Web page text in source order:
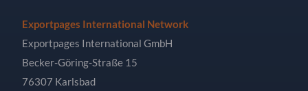
Exportpages International Network
Exportpages International GmbH
Becker-Göring-Straße 15
76307 Karlsbad